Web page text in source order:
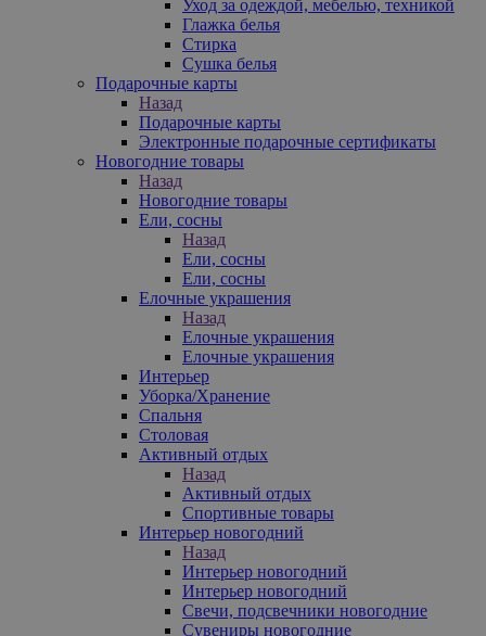
Уход за одеждой, мебелью, техникой
Глажка белья
Стирка
Сушка белья
Подарочные карты
Назад
Подарочные карты
Электронные подарочные сертификаты
Новогодние товары
Назад
Новогодние товары
Ели, сосны
Назад
Ели, сосны
Ели, сосны
Елочные украшения
Назад
Елочные украшения
Елочные украшения
Интерьер
Уборка/Хранение
Спальня
Столовая
Активный отдых
Назад
Активный отдых
Спортивные товары
Интерьер новогодний
Назад
Интерьер новогодний
Интерьер новогодний
Свечи, подсвечники новогодние
Сувениры новогодние